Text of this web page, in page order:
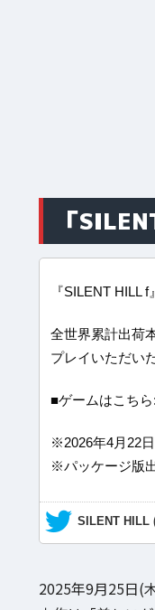
「
『SILENT HILL f』
全世界累計出荷
プレイいただい
■ゲームはこちら:
※2026年4月22
※パッケージ版
— SILENT
2025年9月25日(